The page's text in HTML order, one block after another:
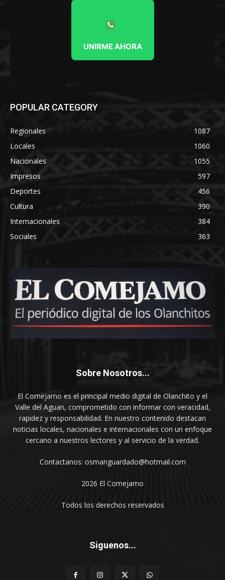
UNIRME AHORA
POPULAR CATEGORY
Regionales
1087
Locales
1060
Nacionales
1055
Impresos
597
Deportes
456
Cultura
390
Internacionales
384
Sociales
363
Sobre Nosotros...
El Comejamo es el principal medio digital de Olanchito y el
Valle del Aguan, comprometido con informar con veracidad,
rapidez y responsabilidad. En nuestro contenido destacan
noticias locales, nacionales e internacionales con un enfoque
cercano a nuestros lectores y al servicio de la verdad.
Contactanos: osmanguardado@hotmail.com
2026 El Comejamo
Todos los derechos reservados
Siguenos...